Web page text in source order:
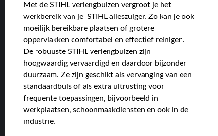
Met de STIHL verlengbuizen vergroot je het
werkbereik van je STIHL alleszuiger. Zo kan je ook
moeilijk bereikbare plaatsen of grotere
oppervlakken comfortabel en effectief reinigen.
De robuuste STIHL verlengbuizen zijn
hoogwaardig vervaardigd en daardoor bijzonder
duurzaam. Ze zijn geschikt als vervanging van een
standaardbuis of als extra uitrusting voor
frequente toepassingen, bijvoorbeeld in
werkplaatsen, schoonmaakdiensten en ook in de
industrie.